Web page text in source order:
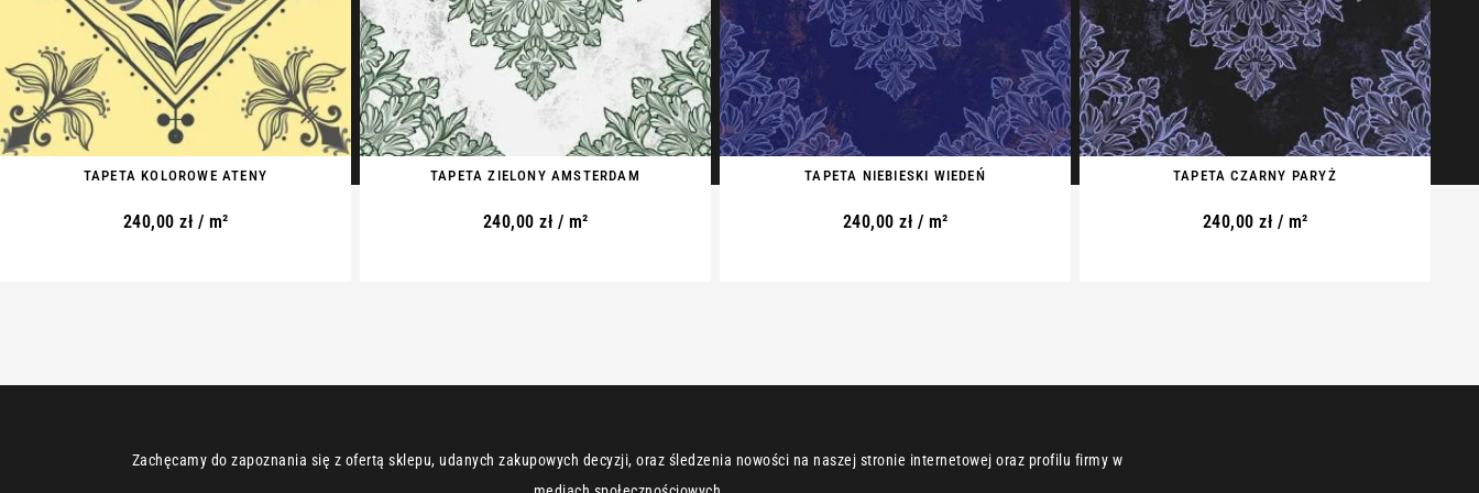
TAPETA KOLOROWE ATENY
240,00 zł / m²
TAPETA ZIELONY AMSTERDAM
240,00 zł / m²
TAPETA NIEBIESKI WIEDEŃ
240,00 zł / m²
TAPETA CZARNY PARYŻ
240,00 zł / m²
Zachęcamy do zapoznania się z ofertą sklepu, udanych zakupowych decyzji, oraz śledzenia nowości na naszej stronie internetowej oraz profilu firmy w